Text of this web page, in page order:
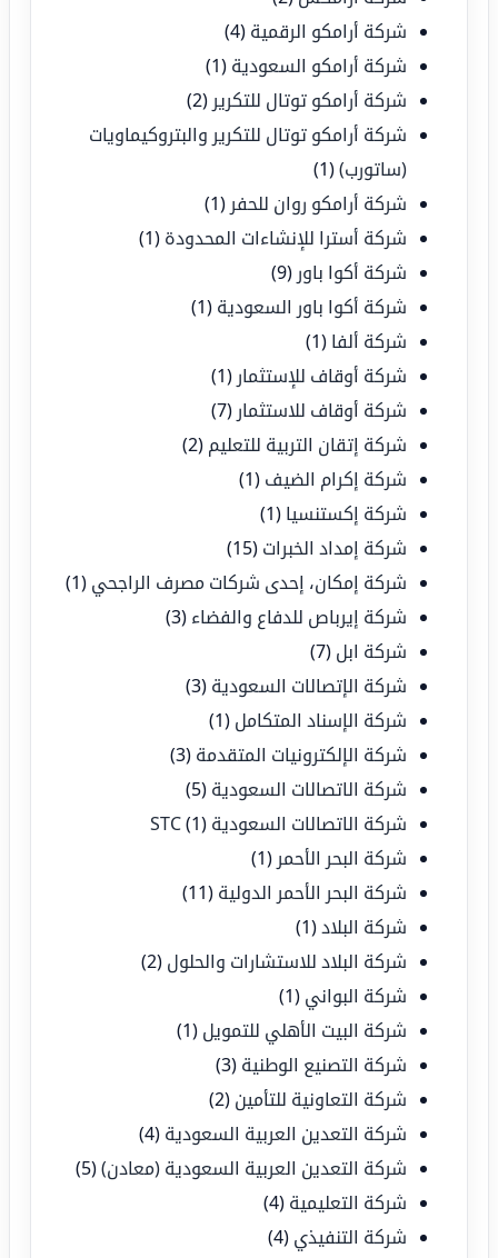
شركة أرامكو الرقمية (4)
شركة أرامكو السعودية (1)
شركة أرامكو توتال للتكرير (2)
شركة أرامكو توتال للتكرير والبتروكيماويات
(ساتورب)(1)
شركة أرامكو روان للحفر (1)
شركة أسترا للإنشاءات المحدودة (1)
شركة أكوا باور (9)
شركة أكوا باور السعودية (1)
شركة ألفا (1)
شركة أوقاف للإستثمار (1)
شركة أوقاف للاستثمار (7)
شركة إتقان التربية للتعليم (2)
شركة إكرام الضيف (1)
شركة إكستنسيا (1)
شركة إمداد الخبرات (15)
شركة إمكان، إحدى شركات مصرف الراجحي (1)
شركة إيرباص للدفاع والفضاء (3)
شركة ابل (7)
شركة الإتصالات السعودية (3)
شركة الإسناد المتكامل (1)
شركة الإلكترونيات المتقدمة (3)
شركة الاتصالات السعودية (5)
شركة الاتصالات السعودية STC (1)
شركة البحر الأحمر (1)
شركة البحر الأحمر الدولية (11)
شركة البلاد(1)
شركة البلاد للاستشارات والحلول (2)
شركة البواني (1)
شركة البيت الأهلي للتمويل (1)
شركة التصنيع الوطنية (3)
شركة التعاونية للتأمين (2)
شركة التعدين العربية السعودية (4)
شركة التعدين العربية السعودية (معادن)(5)
شركة التعليمية (4)
شركة التنفيذي (4)